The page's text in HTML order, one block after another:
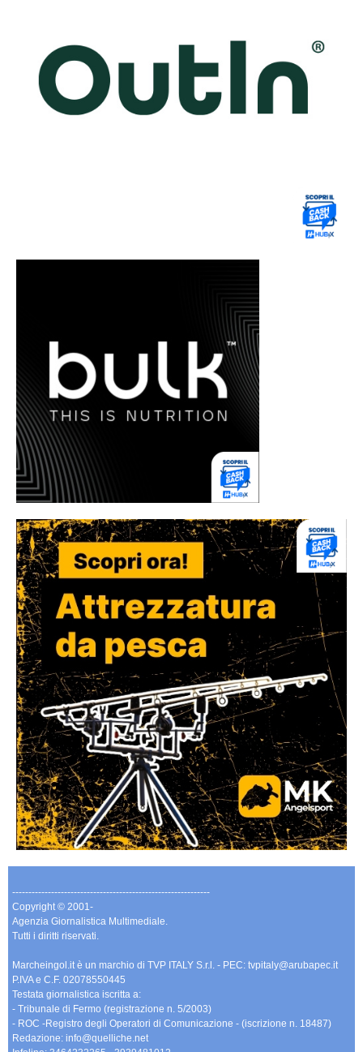
-------------------------------------------------------------
Copyright © 2001-
Agenzia Giornalistica Multimediale.
Tutti i diritti riservati.
Marcheingol.it è un marchio di TVP ITALY S.r.l. - PEC: tvpitaly@arubapec.it
P.IVA e C.F. 02078550445
Testata giornalistica iscritta a:
- Tribunale di Fermo (registrazione n. 5/2003)
- ROC -Registro degli Operatori di Comunicazione - (iscrizione n. 18487)
Redazione: info@quelliche.net